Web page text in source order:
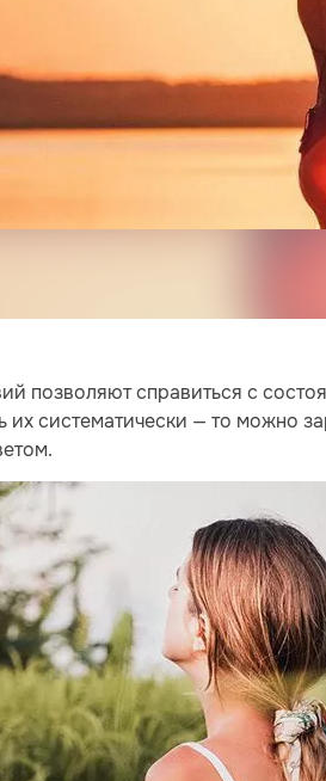
позволяют справиться с
их систематически — то можно